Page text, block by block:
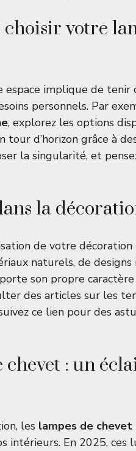
votre
espace implique de
personnels. Par
, explorez les options
d’horizon grâce à
la singularité, et
la
de votre
naturels, de designs
son propre
des articles sur les
ce lien pour des
chevet : un
les lampes de chevet
intérieurs. En 2025, ces